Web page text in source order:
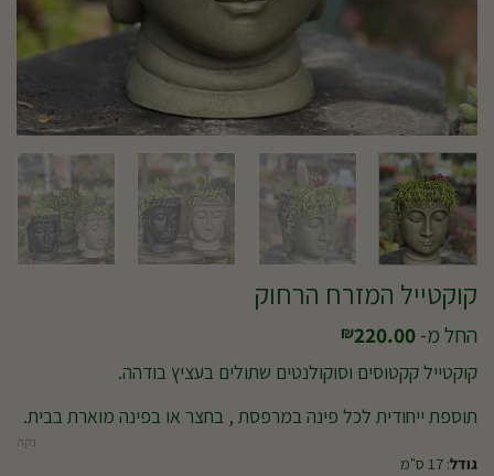
קוקטייל המזרח הרחוק
החל מ- ₪220.00
קוקטייל קקטוסים וסוקולנטים שתולים בעציץ בודהה.
תוספת ייחודית לכל פינה במרפסת , בחצר או בפינה מוארת בבית.
גודל: 17 ס"מ
נקה